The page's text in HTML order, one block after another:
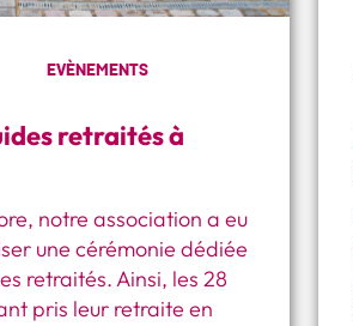
retraités à
notre association a eu
une cérémonie dédiée
retraités. Ainsi, les 28
pris leur retraite en
EVÈNEMENTS